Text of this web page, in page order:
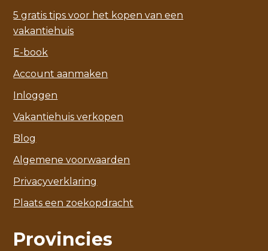
5 gratis tips voor het kopen van een
vakantiehuis
E-book
Account aanmaken
Inloggen
Vakantiehuis verkopen
Blog
Algemene voorwaarden
Privacyverklaring
Plaats een zoekopdracht
Provincies